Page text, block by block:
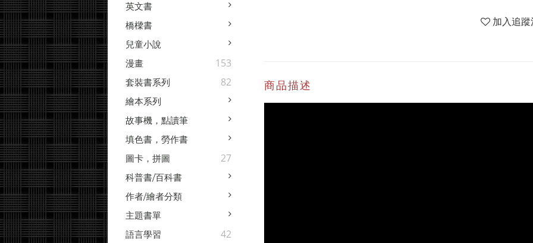
英文書
橋樑書
兒童小說
漫畫
153
套裝書系列 82
繪本系列
故事機，點讀筆
填色書，勞作書
圖卡，拼圖
27
科普書/百科書
作者/繪者分類
主題書單
語言學習
42
加入追
商品描述